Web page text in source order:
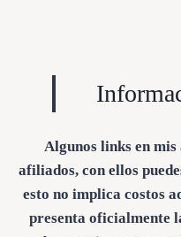
Algunos links en
afiliados, con ellos
esto no implica costos
presenta oficialmente